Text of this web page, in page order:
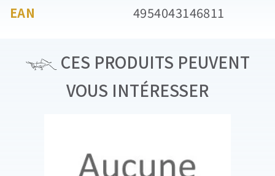
EAN
4954043146811
CES PRODUITS PEUVENT
VOUS INTÉRESSER